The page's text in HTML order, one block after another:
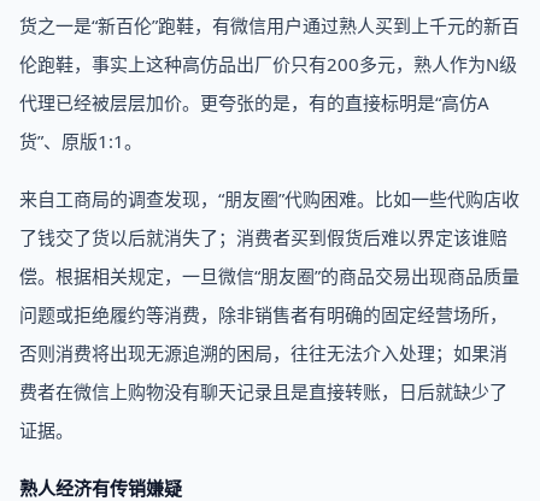
货之一是“新百伦”跑鞋，有微信用户通过熟人买到上千元的新百
伦跑鞋，事实上这种高仿品出厂价只有200多元，熟人作为N级
代理已经被层层加价。更夸张的是，有的直接标明是“高仿A
货”、原版1:1。
来自工商局的调查发现，“朋友圈”代购困难。比如一些代购店收
了钱交了货以后就消失了；消费者买到假货后难以界定该谁赔
偿。根据相关规定，一旦微信“朋友圈”的商品交易出现商品质量
问题或拒绝履约等消费，除非销售者有明确的固定经营场所，
否则消费将出现无源追溯的困局，往往无法介入处理；如果消
费者在微信上购物没有聊天记录且是直接转账，日后就缺少了
证据。
熟人经济有传销嫌疑